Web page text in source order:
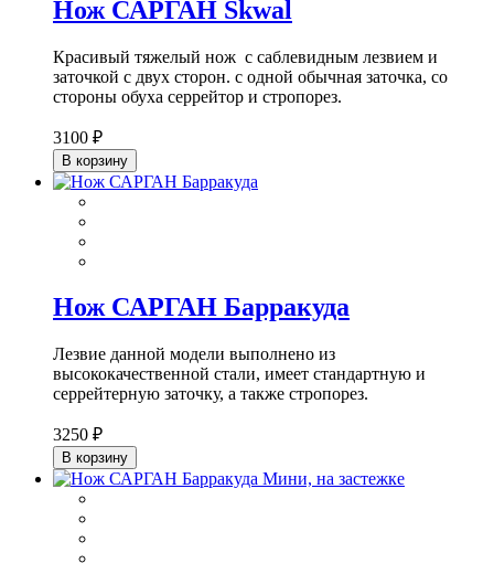
Нож САРГАН Skwal
Красивый тяжелый нож с саблевидным лезвием и
заточкой с двух сторон. с одной обычная заточка, со
стороны обуха серрейтор и стропорез.
3100 ₽
В корзину
Нож САРГАН Барракуда
Лезвие данной модели выполнено из
высококачественной стали, имеет стандартную и
серрейтерную заточку, а также стропорез.
3250 ₽
В корзину